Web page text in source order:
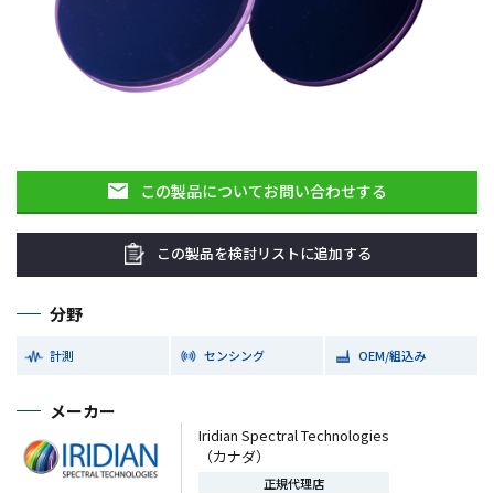
この製品についてお問い合わせする
この製品を検討リストに追加する
分野
計測 センシング OEM/組込み
メーカー
Iridian Spectral Technologies
（カナダ）
正規代理店